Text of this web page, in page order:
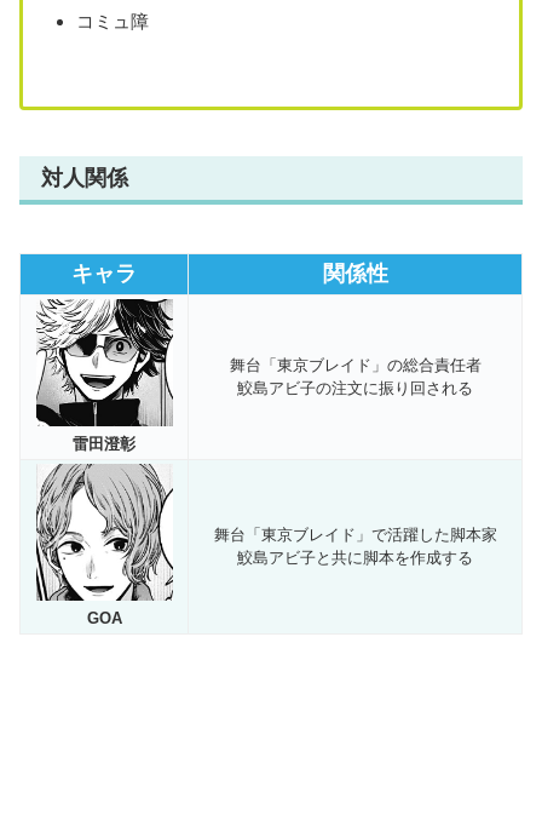
コミュ障
対人関係
キャラ 関係性
雷田澄彰
舞台「東京ブレイド」の総合責任者
鮫島アビ子の注文に振り回される
GOA
舞台「東京ブレイド」で活躍した脚本家
鮫島アビ子と共に脚本を作成する